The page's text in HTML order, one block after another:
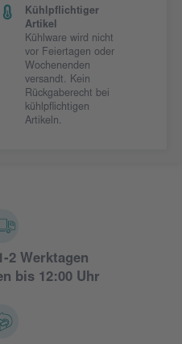
Kühlpflichtiger
Artikel
Kühlware wird nicht
vor Feiertagen oder
Wochenenden
versandt. Kein
Rückgaberecht bei
kühlpflichtigen
Artikeln.
2 Werktagen
bis 12:00 Uhr